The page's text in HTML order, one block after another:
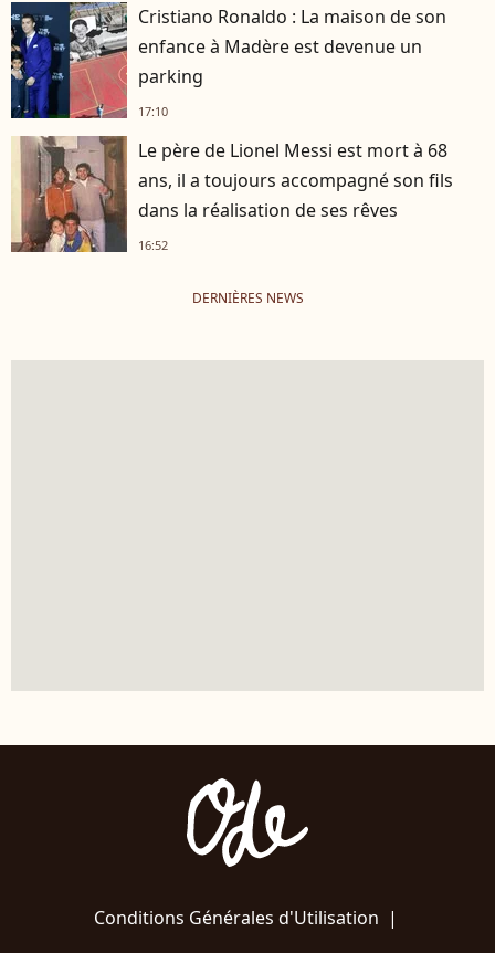
Cristiano Ronaldo : La maison de son
enfance à Madère est devenue un
parking
17:10
Le père de Lionel Messi est mort à 68
ans, il a toujours accompagné son fils
dans la réalisation de ses rêves
16:52
DERNIÈRES NEWS
Conditions Générales d'Utilisation |